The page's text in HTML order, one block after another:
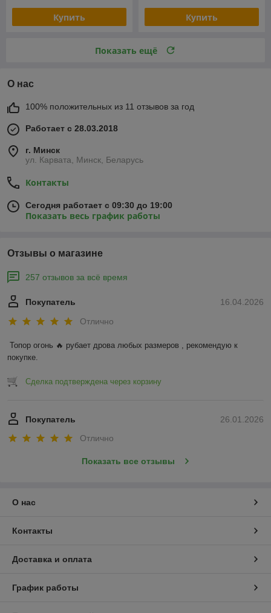
Купить Купить
Показать ещё
О нас
100% положительных из 11 отзывов за год
Работает с 28.03.2018
г. Минск
ул. Карвата, Минск, Беларусь
Контакты
Сегодня работает с 09:30 до 19:00
Показать весь график работы
Отзывы о магазине
257 отзывов за всё время
16.04.2026
Покупатель
Отлично
Топор огонь 🔥 рубает дрова любых размеров , рекомендую к
покупке.
Сделка подтверждена через корзину
26.01.2026
Покупатель
Отлично
Показать все отзывы
О нас
Контакты
Доставка и оплата
График работы